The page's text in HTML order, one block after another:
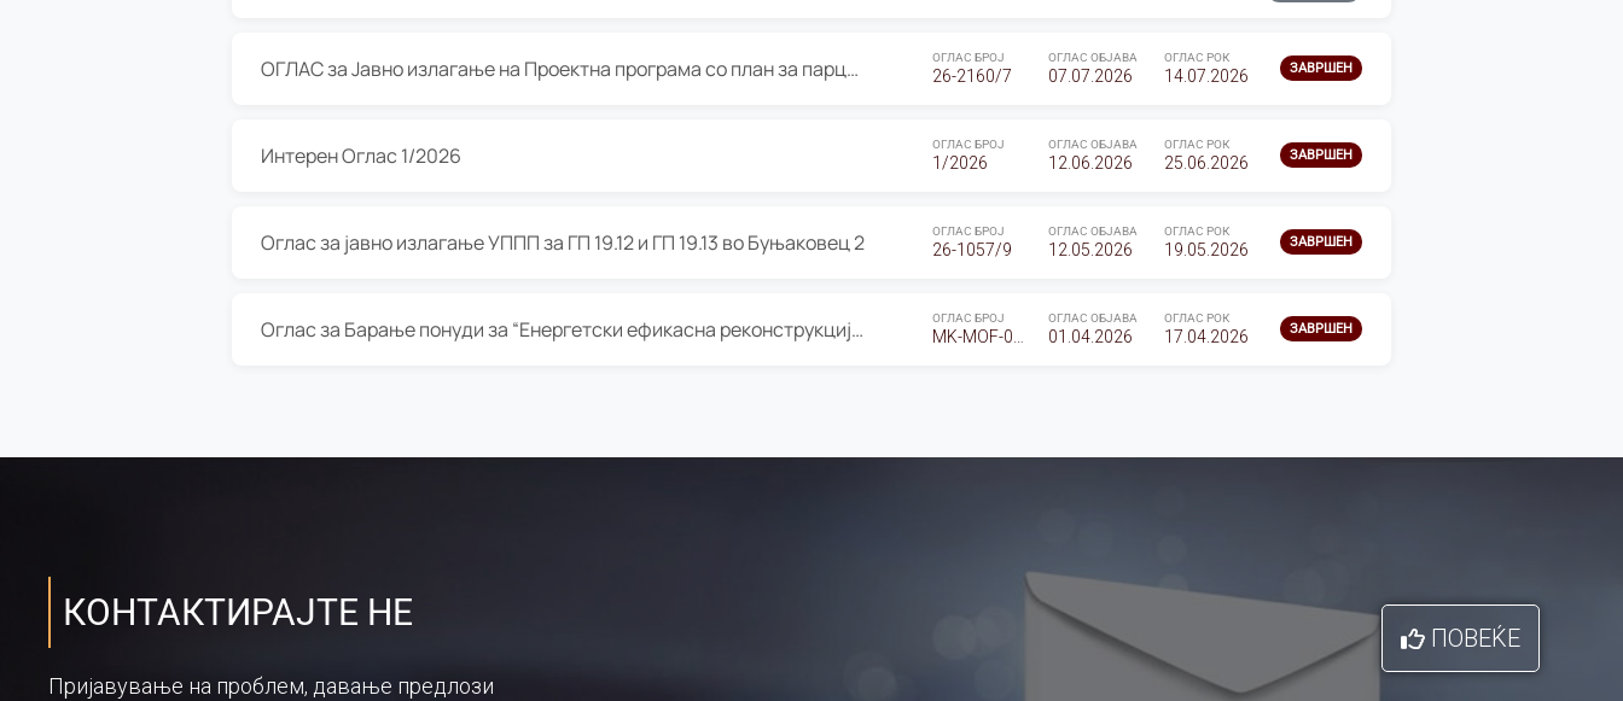
ОГЛАС за Јавно излагање на Проектна програма со план за парцелација за Урбанистички проект со план за парцелација за спојување на ГП 20.12 и ГП 20.37 од Изменување и дополнување на Детален урбанистички план Буњаковец 2, Општина Центар – Скопје ОГЛАС БРОЈ
26-2160/7
ОГЛАС ОБЈАВА
07.07.2026
ОГЛАС РОК
14.07.2026 ЗАВРШЕН
Интерен Оглас 1/2026 ОГЛАС БРОЈ
1/2026
ОГЛАС ОБЈАВА
12.06.2026
ОГЛАС РОК
25.06.2026 ЗАВРШЕН
Оглас за јавно излагање УППП за ГП 19.12 и ГП 19.13 во Буњаковец 2 ОГЛАС БРОЈ
26-1057/9
ОГЛАС ОБЈАВА
12.05.2026
ОГЛАС РОК
19.05.2026 ЗАВРШЕН
Оглас за Барање понуди за “Енергетски ефикасна реконструкција на објектот ООУ „Св. Кирил и Методиј" ОГЛАС БРОЈ ОГЛАС ОБЈАВА
01.04.2026
ОГЛАС РОК
17.04.2026 ЗАВРШЕН
КОНТАКТИРАЈТЕ НЕ
Пријавување на проблем, давање предлози
ПОВЕЌЕ